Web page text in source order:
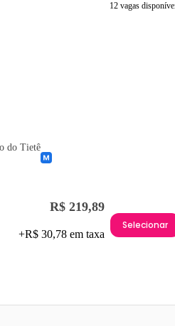
12 vagas
do Tietê
R$ 219,89
+R$ 30,78 em taxa
Selecionar